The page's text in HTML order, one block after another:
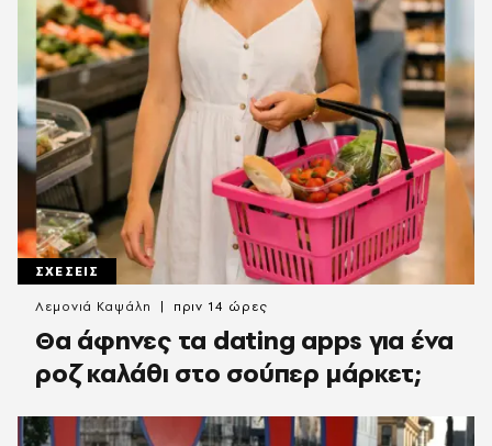
ΣΧΕΣΕΙΣ
Θα άφηνες τα dating apps για ένα
ροζ καλάθι στο σούπερ μάρκετ;
Λεμονιά Καψάλη πριν 14 ώρες